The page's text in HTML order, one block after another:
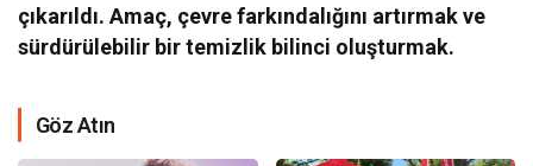
çıkarıldı. Amaç, çevre farkındalığını artırmak ve
sürdürülebilir bir temizlik bilinci oluşturmak.
Göz Atın